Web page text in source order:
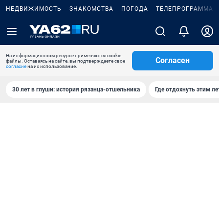
НЕДВИЖИМОСТЬ ЗНАКОМСТВА ПОГОДА ТЕЛЕПРОГРАММА
На информационном ресурсе применяются cookie-
файлы. Оставаясь на сайте, вы подтверждаете свое
согласиена их использование.
Согласен
30 лет в глуши: история рязанца-отшельника Где отдохнуть этим